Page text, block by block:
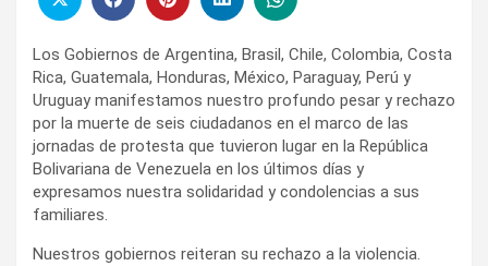
Los Gobiernos de Argentina, Brasil, Chile, Colombia, Costa
Rica, Guatemala, Honduras, México, Paraguay, Perú y
Uruguay manifestamos nuestro profundo pesar y rechazo
por la muerte de seis ciudadanos en el marco de las
jornadas de protesta que tuvieron lugar en la República
Bolivariana de Venezuela en los últimos días y
expresamos nuestra solidaridad y condolencias a sus
familiares.
Nuestros gobiernos reiteran su rechazo a la violencia.